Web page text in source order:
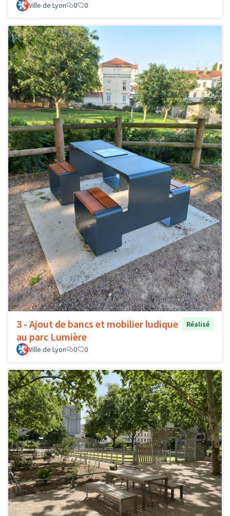
Ville de Lyon 0 0
3 - Ajout de bancs et mobilier ludique
au parc Lumière
Réalisé
Ville de Lyon 0 0